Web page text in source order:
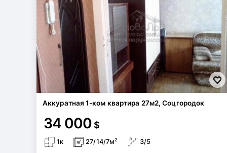
Аккуратная 1-ком квартира 27м2, Соцгородок
34 000 $
1к 27/14/7м2 3/5